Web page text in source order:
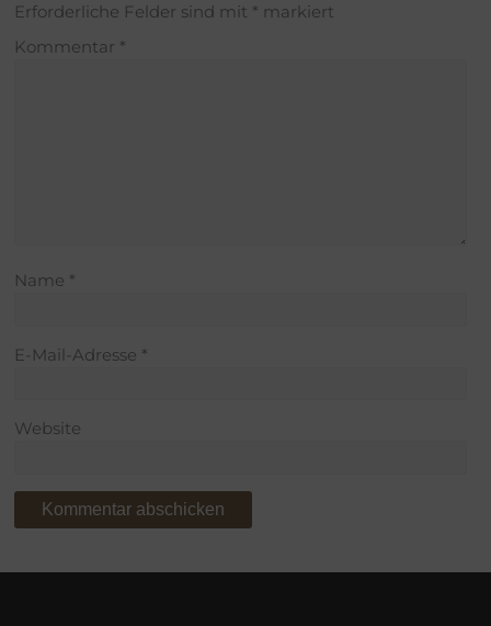
Erforderliche Felder sind mit * markiert
Kommentar *
Name *
E-Mail-Adresse *
Website